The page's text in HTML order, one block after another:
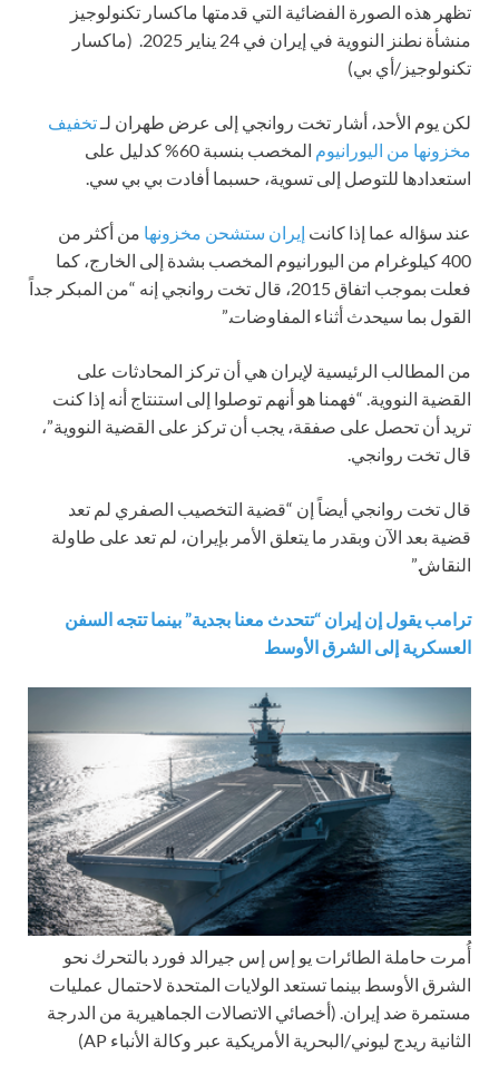
تظهر هذه الصورة الفضائية التي قدمتها ماكسار تكنولوجيز
منشأة نطنز النووية في إيران في 24 يناير 2025.
(ماكسار
تكنولوجيز/أي بي)
لكن يوم الأحد، أشار تخت روانجي إلى عرض طهران لـتخفيف
مخزونها من اليورانيوم
المخصب بنسبة 60% كدليل على
استعدادها للتوصل إلى تسوية، حسبما أفادت بي بي سي.
عند سؤاله عما إذا كانت إيران ستشحن مخزونها من أكثر من
400 كيلوغرام من اليورانيوم المخصب بشدة إلى الخارج، كما
فعلت بموجب اتفاق 2015، قال تخت روانجي إنه “من المبكر جداً
القول بما سيحدث أثناء المفاوضات.”
من المطالب الرئيسية لإيران هي أن تركز المحادثات على
القضية النووية. “فهمنا هو أنهم توصلوا إلى استنتاج أنه إذا كنت
تريد أن تحصل على صفقة، يجب أن تركز على القضية النووية”،
قال تخت روانجي.
قال تخت روانجي أيضاً إن “قضية التخصيب الصفري لم تعد
قضية بعد الآن وبقدر ما يتعلق الأمر بإيران، لم تعد على طاولة
النقاش.”
ترامب يقول إن إيران “تتحدث معنا بجدية” بينما تتجه السفن
العسكرية إلى الشرق الأوسط
أُمرت حاملة الطائرات يو إس إس جيرالد فورد بالتحرك نحو
الشرق الأوسط بينما تستعد الولايات المتحدة لاحتمال عمليات
مستمرة ضد إيران. (أخصائي الاتصالات الجماهيرية من الدرجة
الثانية ريدج ليوني/البحرية الأمريكية عبر وكالة الأنباء AP)